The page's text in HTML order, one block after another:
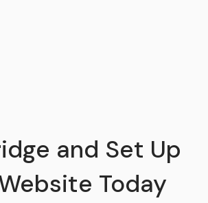
and Set Up
Today